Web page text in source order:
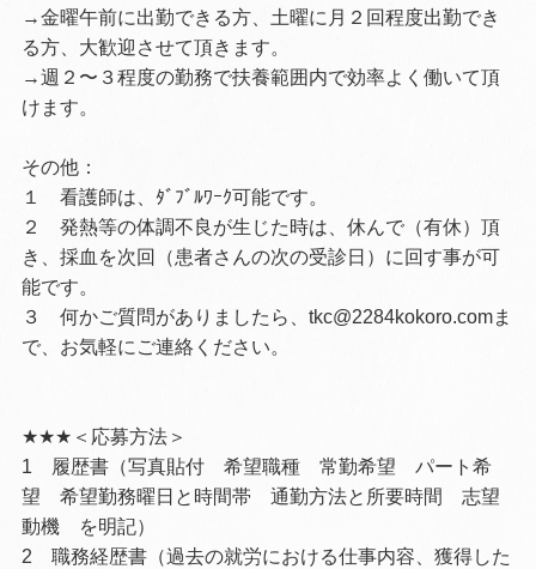
→金曜午前に出勤できる方、土曜に月２回程度出勤でき
る方、大歓迎させて頂きます。
→週２〜３程度の勤務で扶養範囲内で効率よく働いて頂
けます。
その他：
１ 看護師は、ﾀﾞﾌﾞﾙﾜｰｸ可能です。
２ 発熱等の体調不良が生じた時は、休んで（有休）頂
き、採血を次回（患者さんの次の受診日）に回す事が可
能です。
３ 何かご質問がありましたら、tkc@2284kokoro.comま
で、お気軽にご連絡ください。
★★★ ＜応募方法＞
1 履歴書（写真貼付 希望職種 常勤希望 パート希
望 希望勤務曜日と時間帯 通勤方法と所要時間 志望
動機 を明記）
2 職務経歴書（過去の就労における仕事内容、獲得した